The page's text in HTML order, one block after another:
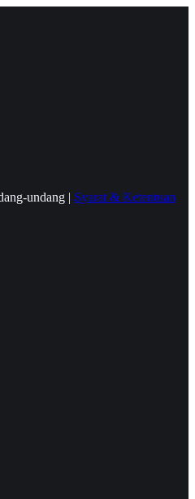
undang | Syarat & Ketentuan